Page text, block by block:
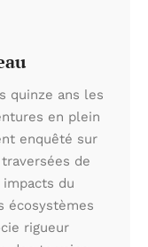
quinze ans les
en plein
enquêté sur
de
du
écosystèmes
rigueur